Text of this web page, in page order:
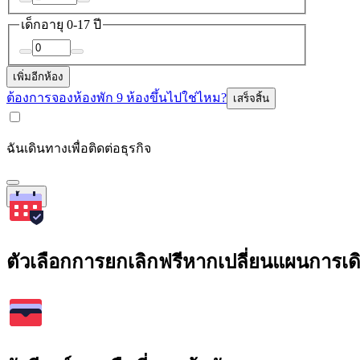
เด็กอายุ 0-17 ปี
เพิ่มอีกห้อง
ต้องการจองห้องพัก 9 ห้องขึ้นไปใช่ไหม? เสร็จสิ้น
ฉันเดินทางเพื่อติดต่อธุรกิจ
ค้นหา
ตัวเลือกการยกเลิกฟรีหากเปลี่ยนแผนการเ